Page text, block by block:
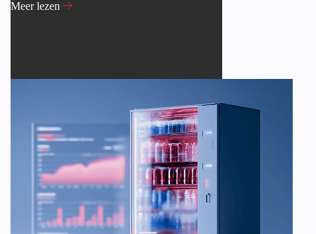
Meer lezen